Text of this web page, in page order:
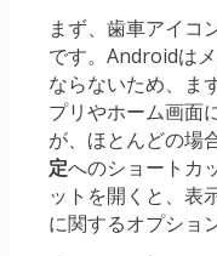
まず、歯車アイコ
です。Androidは
ならないため、ま
プリやホーム画面
が、ほとんどの場
定へのショートカ
ットを開くと、表
に関するオプショ